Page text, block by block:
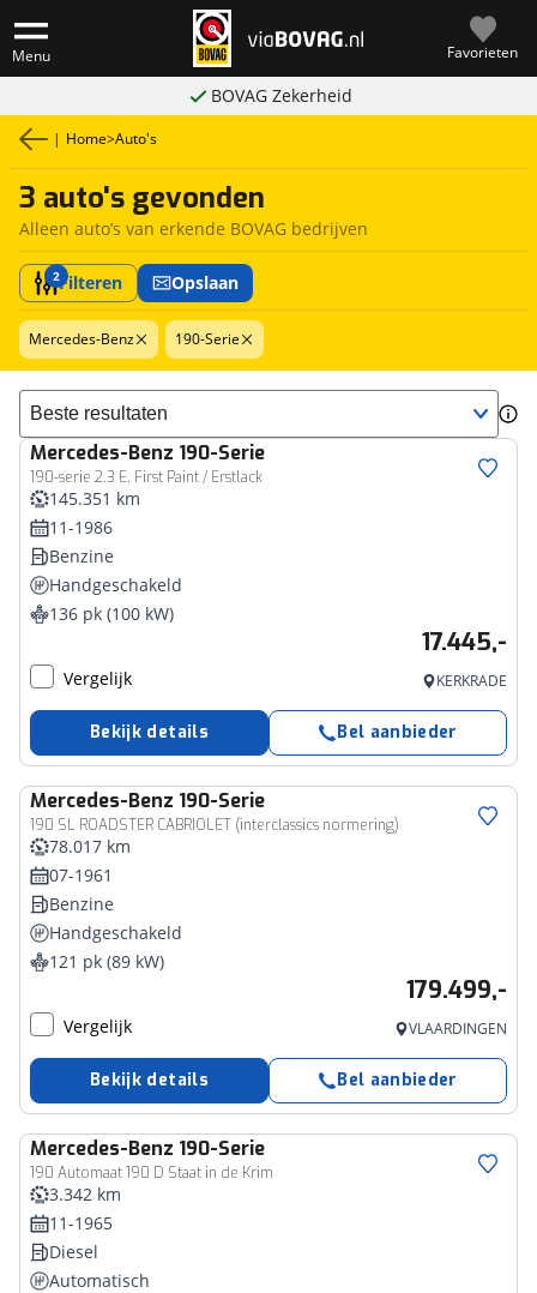
Menu Favorieten
BOVAG Zekerheid
| Home>Auto's
3 auto's gevonden
Alleen auto’s van erkende BOVAG bedrijven
2Filteren Opslaan
Mercedes-Benz 190-Serie
Sorteer resultaten
Mercedes-Benz 190-Serie
190-serie 2.3 E, First Paint / Erstlack
145.351 km
11-1986
Benzine
Handgeschakeld
136 pk (100 kW)
17.445,-
Vergelijk KERKRADE
Bekijk details Bel aanbieder
Mercedes-Benz 190-Serie
190 SL ROADSTER CABRIOLET (interclassics normering)
78.017 km
07-1961
Benzine
Handgeschakeld
121 pk (89 kW)
179.499,-
Vergelijk VLAARDINGEN
Bekijk details Bel aanbieder
Mercedes-Benz 190-Serie
190 Automaat 190 D Staat in de Krim
3.342 km
11-1965
Diesel
Automatisch